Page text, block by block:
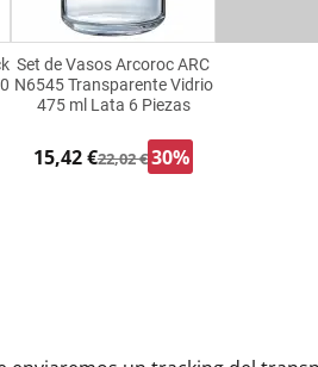
Set de Vasos Arcoroc ARC
N6545 Transparente Vidrio
475 ml Lata 6 Piezas
15,42 €22,02 €30%